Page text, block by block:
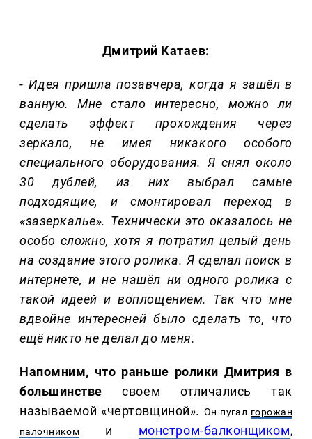
Дмитрий Катаев:
- Идея пришла позавчера, когда я зашёл в
ванную. Мне стало интересно, можно ли
сделать эффект прохождения через
зеркало, не имея никакого особого
специального оборудования. Я снял около
30 дублей, из них выбрал самые
подходящие, и смонтировал переход в
«зазеркалье». Технически это оказалось не
особо сложно, хотя я потратил целый день
на создание этого ролика. Я сделал поиск в
интернете, и не нашёл ни одного ролика с
такой идеей и воплощением. Так что мне
вдвойне интересней было сделать то, что
ещё никто не делал до меня.
Напомним, что раньше ролики Дмитрия в
большинстве своем отличались так
называемой «чертовщиной». Он пугал горожан
палочником
и монстром-балконщиком,